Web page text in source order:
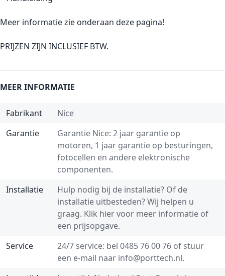
Meer informatie zie onderaan deze pagina!
PRIJZEN ZIJN INCLUSIEF BTW.
MEER INFORMATIE
Fabrikant
Nice
Garantie
Garantie Nice: 2 jaar garantie op
motoren, 1 jaar garantie op besturingen,
fotocellen en andere elektronische
componenten.
Installatie
Hulp nodig bij de installatie? Of de
installatie uitbesteden? Wij helpen u
graag. Klik hier voor meer informatie of
een prijsopgave.
Service
24/7 service: bel 0485 76 00 76 of stuur
een e-mail naar info@porttech.nl.